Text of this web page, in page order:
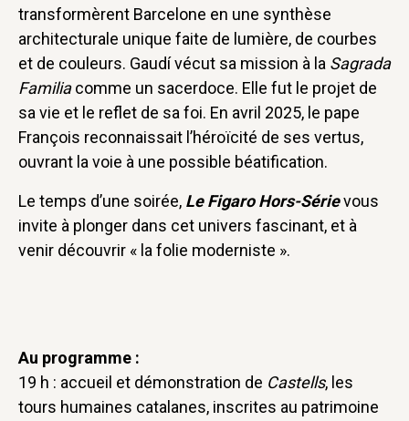
transformèrent Barcelone en une synthèse
architecturale unique faite de lumière, de courbes
et de couleurs. Gaudí vécut sa mission à la Sagrada
Familiacomme un sacerdoce. Elle fut le projet de
sa vie et le reflet de sa foi. En avril 2025, le pape
François reconnaissait l’héroïcité de ses vertus,
ouvrant la voie à une possible béatification.
Le temps d’une soirée, Le Figaro Hors-Sérievous
invite à plonger dans cet univers fascinant, et à
venir découvrir « la folie moderniste ».
Au programme :
19 h : accueil et démonstration de Castells, les
tours humaines catalanes, inscrites au patrimoine